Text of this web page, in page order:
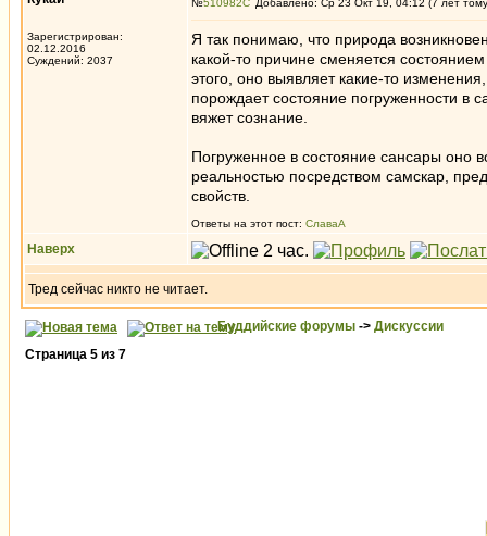
Зарегистрирован:
02.12.2016
Суждений: 2037
№510982 Добавлено: Ср 23 Окт 19, 04:12 (7 лет
Я так понимаю, что природа
какой-то причине сменяется
этого, оно выявляет какие-то
порождает состояние погруженности
вяжет сознание.
Погруженное в состояние сансары оно
реальностью посредством самскар,
свойств.
Ответы на этот пост: СлаваА
Наверх
Тред сейчас никто не читает.
Буддийские форумы -> Дискуссии
Страница 5 из 7